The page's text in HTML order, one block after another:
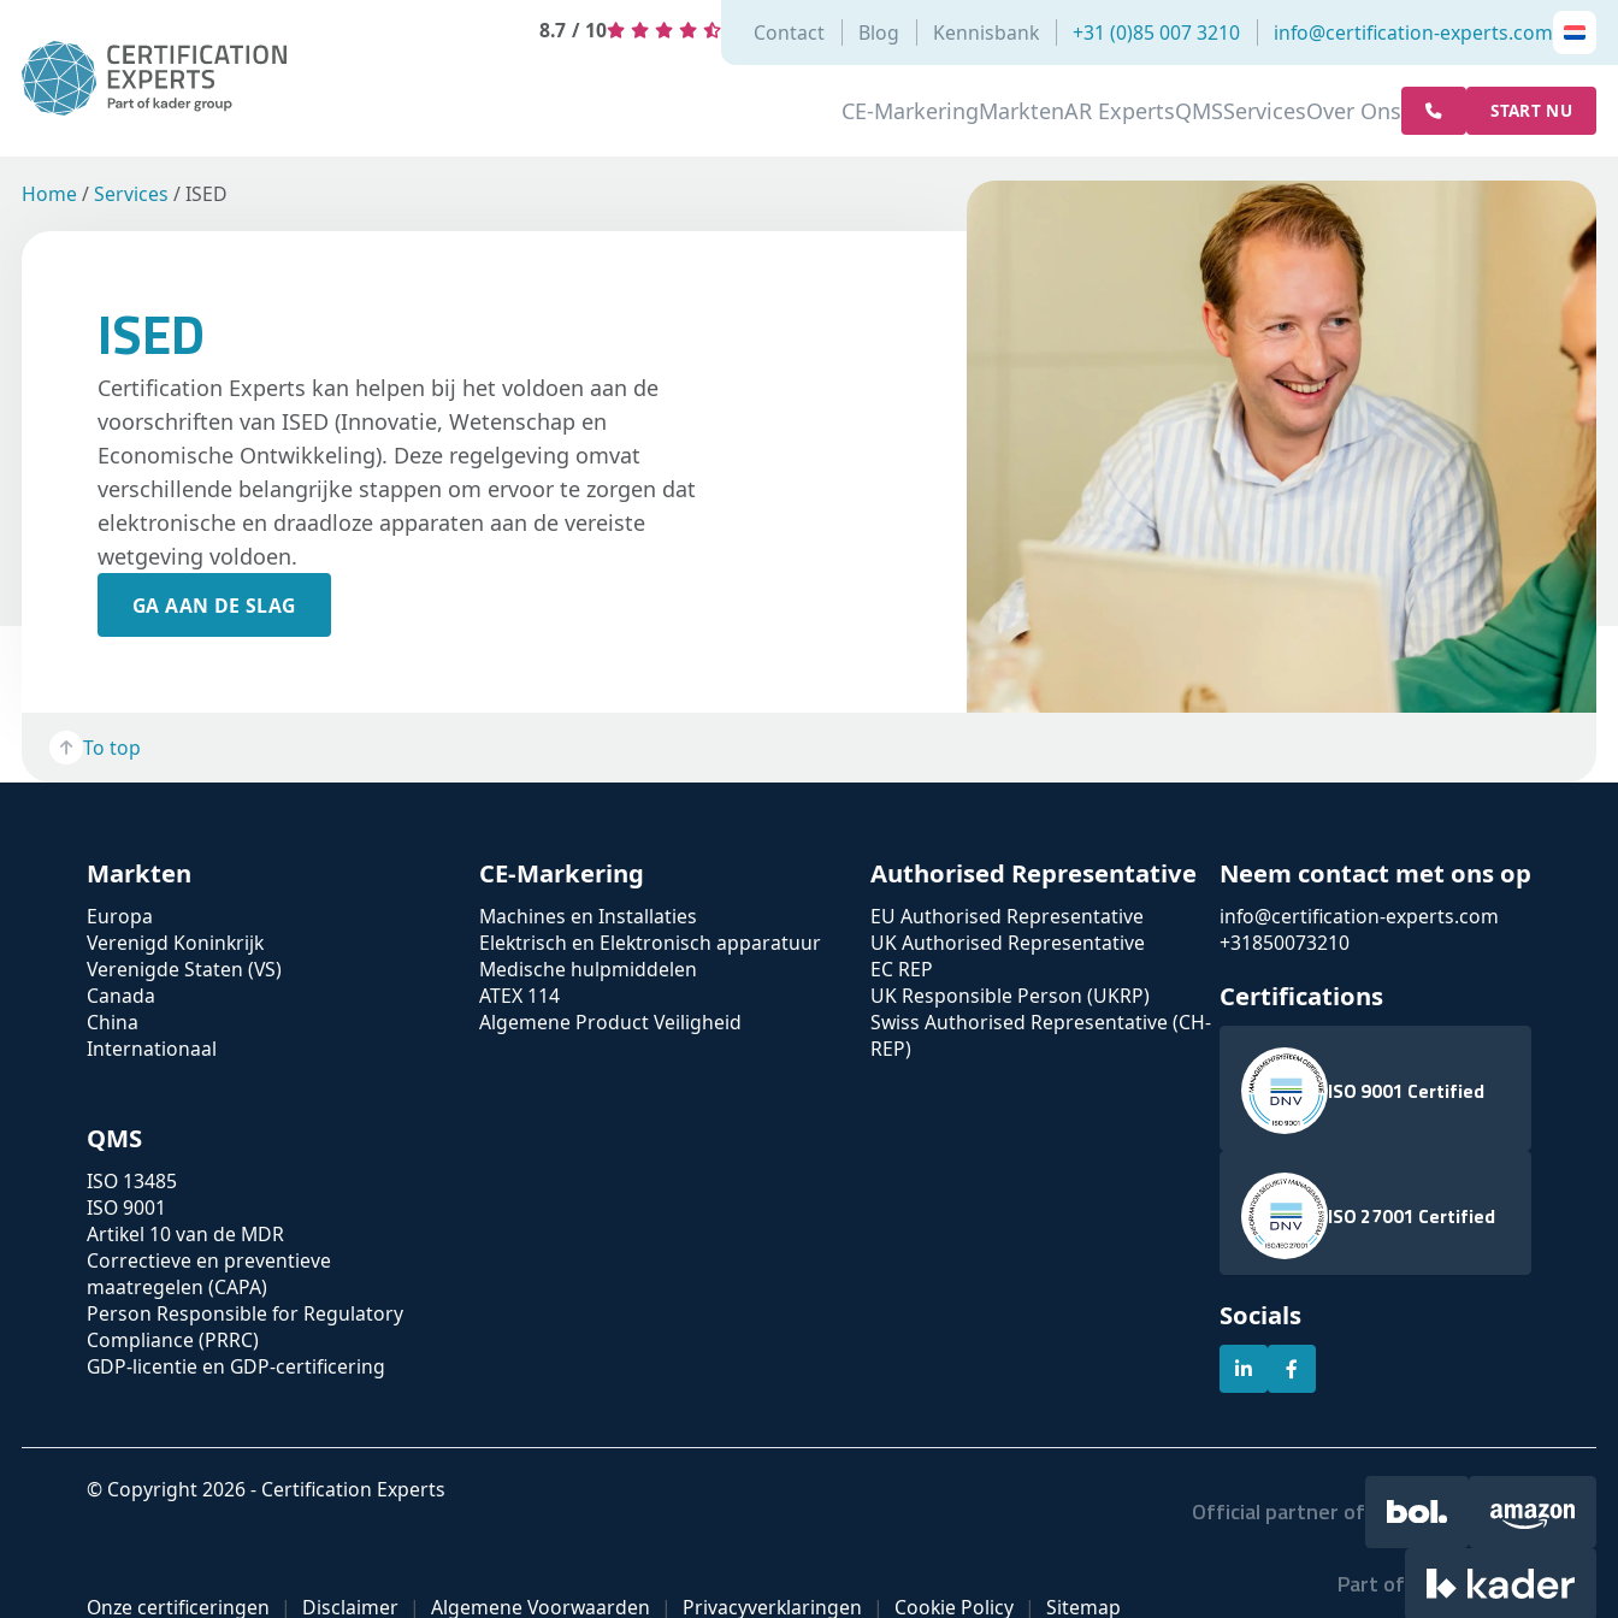
8.7 / 10 Contact Blog Kennisbank +31 (0)85 007 3210 info@certification-experts.com
CE-MarkeringMarktenAR ExpertsQMSServicesOver Ons START NU
Home /Services /ISED
ISED
Certification Experts kan helpen bij het voldoen aan de
voorschriften van ISED (Innovatie, Wetenschap en
Economische Ontwikkeling). Deze regelgeving omvat
verschillende belangrijke stappen om ervoor te zorgen dat
elektronische en draadloze apparaten aan de vereiste
wetgeving voldoen.
GA AAN DE SLAG
To top
Markten
Europa
Verenigd Koninkrijk
Verenigde Staten (VS)
Canada
China
Internationaal
CE-Markering
Machines en Installaties
Elektrisch en Elektronisch apparatuur
Medische hulpmiddelen
ATEX 114
Algemene Product Veiligheid
Authorised Representative
EU Authorised Representative
UK Authorised Representative
EC REP
UK Responsible Person (UKRP)
Swiss Authorised Representative (CH-
REP)
QMS
ISO 13485
ISO 9001
Artikel 10 van de MDR
Correctieve en preventieve
maatregelen (CAPA)
Person Responsible for Regulatory
Compliance (PRRC)
GDP-licentie en GDP-certificering
Neem contact met ons op
info@certification-experts.com
+31850073210
Certifications
ISO 9001 Certified
ISO 27001 Certified
Socials
© Copyright 2026 - Certification Experts
Onze certificeringen Disclaimer Algemene Voorwaarden Privacyverklaringen Cookie Policy Sitemap
Official partner of
Part of